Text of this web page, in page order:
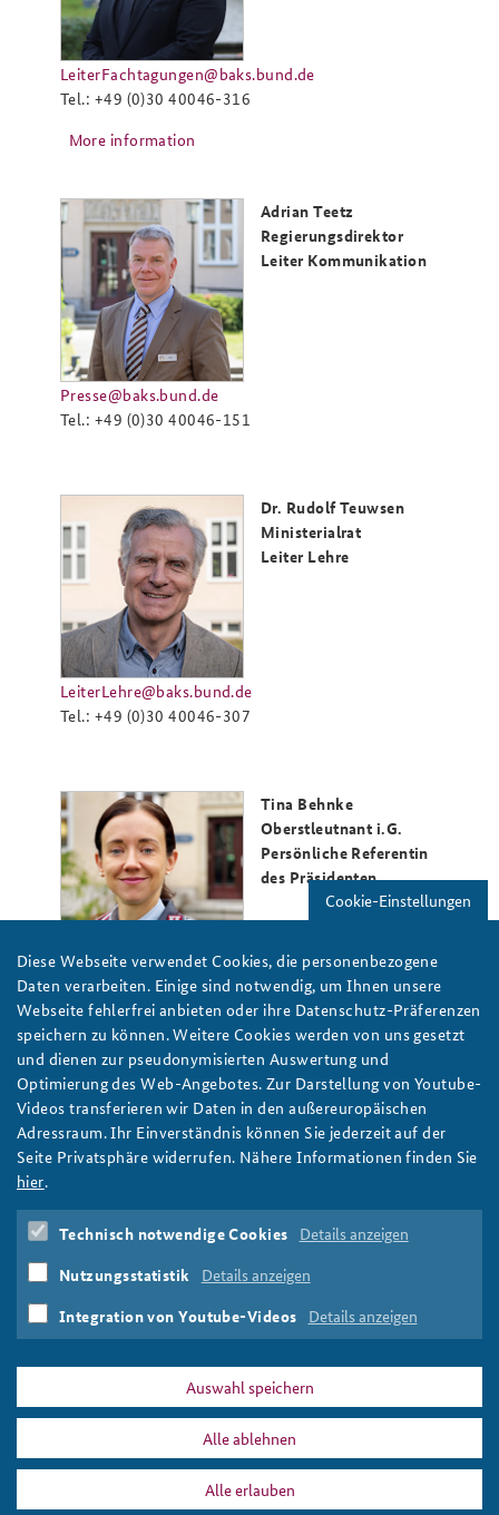
LeiterFachtagungen@baks.bund.de
Tel.: +49 (0)30 40046-316
More information
Adrian Teetz
Regierungsdirektor
Leiter Kommunikation
Presse@baks.bund.de
Tel.: +49 (0)30 40046-151
Dr. Rudolf Teuwsen
Ministerialrat
Leiter Lehre
LeiterLehre@baks.bund.de
Tel.: +49 (0)30 40046-307
Tina Behnke
Oberstleutnant i.G.
Persönliche Referentin
des Präsidenten
PersoenlicherReferent@baks.bund.de
Tel.: +49 (0)30 40046-230
Reiko Müller
Hauptmann
Leiter
LeiterUnterstuetzungsbereich@baks.bund.de
DATA PRIVACY IMPRINT
Print
Cookie-Einstellungen
Diese Webseite verwendet Cookies, die personenbezogene
Daten verarbeiten. Einige sind notwendig, um Ihnen unsere
Webseite fehlerfrei anbieten oder ihre Datenschutz-Präferenzen
speichern zu können. Weitere Cookies werden von uns gesetzt
und dienen zur pseudonymisierten Auswertung und
Optimierung des Web-Angebotes. Zur Darstellung von Youtube-
Videos transferieren wir Daten in den außereuropäischen
Adressraum. Ihr Einverständnis können Sie jederzeit auf der
Seite Privatsphäre widerrufen. Nähere Informationen finden Sie
hier.
Technisch notwendige Cookies Details anzeigen
Nutzungsstatistik Details anzeigen
Integration von Youtube-Videos Details anzeigen
Auswahl speichern
Alle ablehnen
Alle erlauben